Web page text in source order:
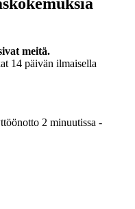
meitä.
14 päivän ilmaisella
2 minuutissa -